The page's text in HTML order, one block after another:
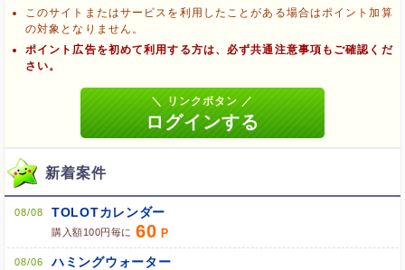
このサイトまたはサービスを利用したことがある場合はポイント加算
の対象となりません。
ポイント広告を初めて利用する方は、必ず共通注意事項もご確認くだ
さい。
新着案件
08/08 TOLOTカレンダー
購入額100円毎に 60
08/06 ハミングウォーター